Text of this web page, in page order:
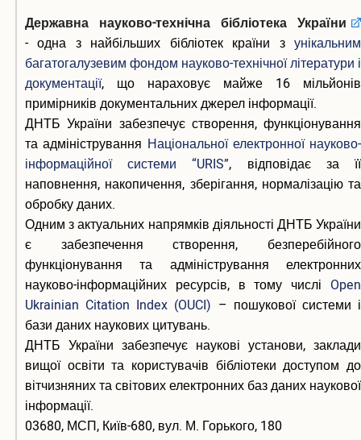
Державна науково-технічна бібліотека України
- одна з найбільших бібліотек країни з унікальним
багатогалузевим фондом науково-технічної літератури і
документації, що нараховує майже 16 мільйонів
примірників документальних джерел інформації.
ДНТБ України забезпечує створення, функціонування
та адміністрування Національної електронної науково-
інформаційної системи “URIS”, відповідає за її
наповнення, накопичення, зберігання, нормалізацію та
обробку даних.
Одним з актуальних напрямків діяльності ДНТБ України
є забезпечення створення, безперебійного
функціонування та адміністрування електронних
науково-інформаційних ресурсів, в тому числі Open
Ukrainian Citation Index (OUCI) – пошукової системи і
бази даних наукових цитувань.
ДНТБ України забезпечує наукові установи, заклади
вищої освіти та користувачів бібліотеки доступом до
вітчизняних та світових електронних баз даних наукової
інформації.
03680, МСП, Київ-680, вул. М. Горького, 180